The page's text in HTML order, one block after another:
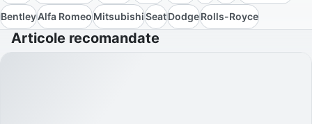
BentleyAlfa RomeoMitsubishiSeatDodgeRolls-Royce
Articole recomandate